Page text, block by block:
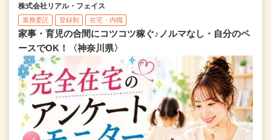
株式会社リアル・フェイス
業務委託 登録制 在宅・内職
家事・育児の合間にコツコツ稼ぐ♪ノルマなし・自分のペ
ースでOK！〈神奈川県〉